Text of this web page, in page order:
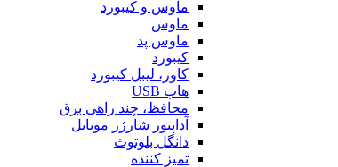
ماوس و کیبورد
ماوس
ماوس پد
کیبورد
کاور، لیبل کیبورد
هاب USB
محافظ، چند راهی برق
آداپتور شارژر موبایل
دانگل بلوتوث
تمیز کننده